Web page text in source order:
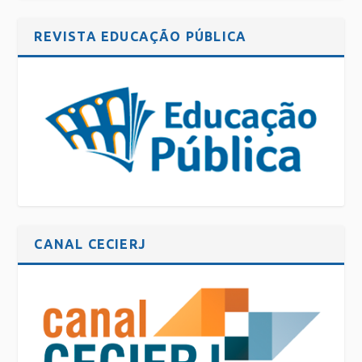
REVISTA EDUCAÇÃO PÚBLICA
CANAL CECIERJ